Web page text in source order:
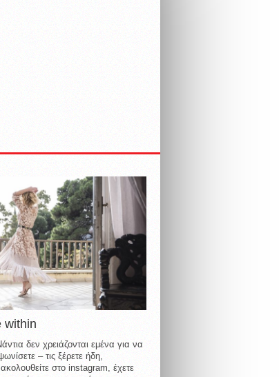
within
δεν χρειάζονται εμένα για να
– τις ξέρετε ήδη,
στο instagram, έχετε